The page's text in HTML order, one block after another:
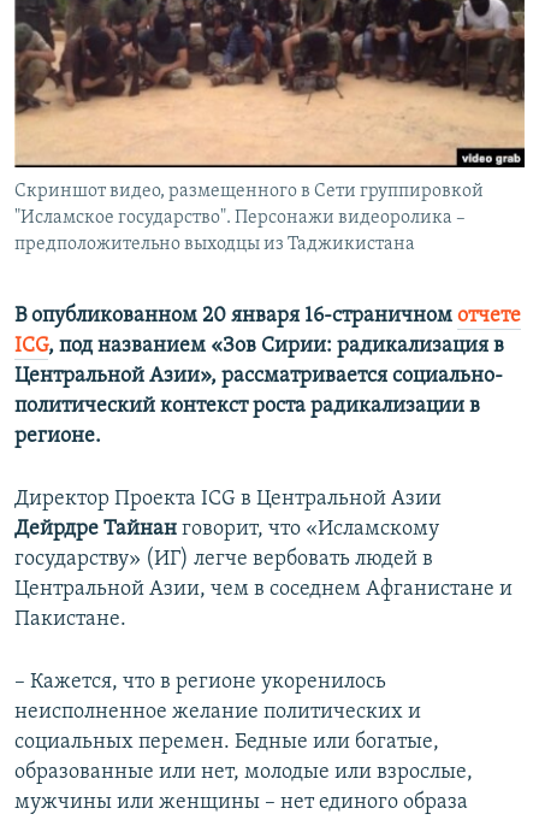
ПОБЕДИТЕЛЕЙ НЕ СУДЯТ?
КРЫМ.НЕПОКОРЕННЫЙ
ELIFBE
ПРИСОЕДИНЯЙТЕСЬ!
Все сайты RFE/RL
Скриншот видео, размещенного в Сети группировкой
"Исламское государство". Персонажи видеоролика –
предположительно выходцы из Таджикистана
В опубликованном 20 января 16-страничном отчете
ICG, под названием «Зов Сирии: радикализация в
Центральной Азии», рассматривается социально-
политический контекст роста радикализации в
регионе.
Директор Проекта ICG в Центральной Азии
Дейрдре Тайнан говорит, что «Исламскому
государству» (ИГ) легче вербовать людей в
Центральной Азии, чем в соседнем Афганистане и
Пакистане.
– Кажется, что в регионе укоренилось
неисполненное желание политических и
социальных перемен. Бедные или богатые,
образованные или нет, молодые или взрослые,
мужчины или женщины – нет единого образа